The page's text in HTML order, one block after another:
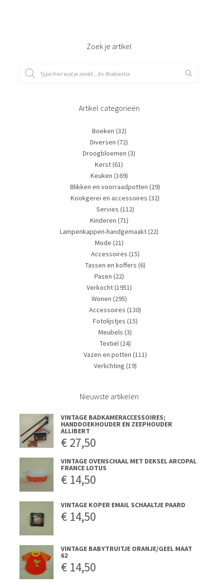
Zoek je artikel
Artikel categorieën
Boeken (32)
Diversen (72)
Droogbloemen (3)
Kerst(61)
Keuken (169)
Blikken en voorraadpotten (29)
Kookgerei en accessoires (32)
Servies (112)
Kinderen (71)
Lampenkappen-handgemaakt(22)
Mode (21)
Accessoires (15)
Tassen en koffers (6)
Pasen (22)
Verkocht(1951)
Wonen (295)
Accessoires (130)
Fotolijstjes (15)
Meubels (3)
Textiel(24)
Vazen en potten (111)
Verlichting (19)
Nieuwste artikelen
VINTAGE BADKAMERACCESSOIRES;
HANDDOEKHOUDER EN ZEEPHOUDER
ALLIBERT
€27,50
VINTAGE OVENSCHAAL MET DEKSEL ARCOPAL
FRANCE LOTUS
€ 14,50
VINTAGE KOPER EMAIL SCHAALTJE PAARD
€ 14,50
VINTAGE BABYTRUITJE ORANJE/GEEL MAAT
62
€ 14,50